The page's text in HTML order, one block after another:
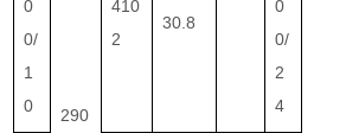
290
0
0/
1
0
410
2
30.8
0
0/
2
4